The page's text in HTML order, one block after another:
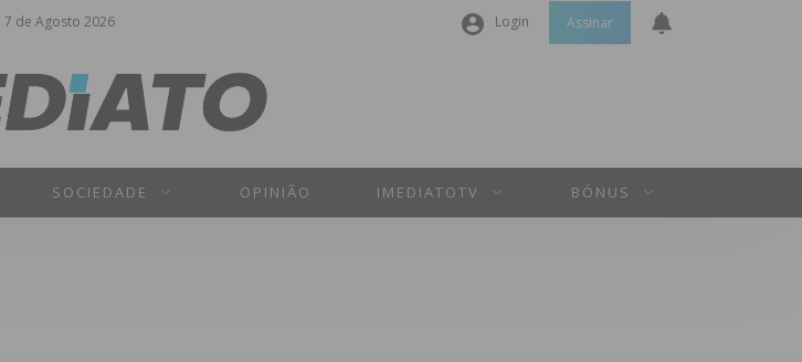
7 de Agosto 2026 Login Assinar
SOCIEDADE OPINIÃO IMEDIATOTV BÓNUS